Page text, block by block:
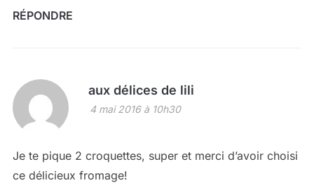
RÉPONDRE
aux délices de lili
4 mai 2016 à 10h30
Je te pique 2 croquettes, super et merci d’avoir choisi
ce délicieux fromage!